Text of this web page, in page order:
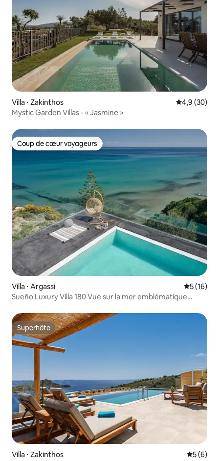
Villa ⋅ Zakinthos Évaluation
4,9 (30)
Mystic Garden Villas - « Jasmine »
Coup de cœur voyageurs
Coup de cœur voyageurs
Villa ⋅ Argassi
5 (16)
Sueño Luxury Villa 180 Vue sur la mer emblématique
Superhôte
Superhôte
Villa ⋅ Zakinthos
5 (6)